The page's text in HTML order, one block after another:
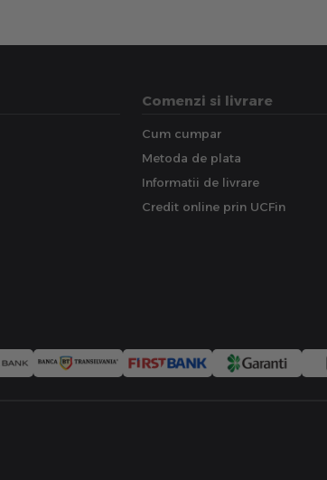
Comenzi si livrare
Cum cumpar
Metoda de plata
Informatii de livrare
Credit online prin UCFin